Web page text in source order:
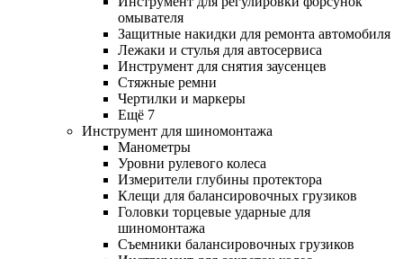
омывателя
Защитные накидки для ремонта автомобиля
Лежаки и стулья для автосервиса
Инструмент для снятия заусенцев
Стяжные ремни
Чертилки и маркеры
Ещё 7
Инструмент для шиномонтажа
Манометры
Уровни рулевого колеса
Измерители глубины протектора
Клещи для балансировочных грузиков
Головки торцевые ударные для
шиномонтажа
Съемники балансировочных грузиков